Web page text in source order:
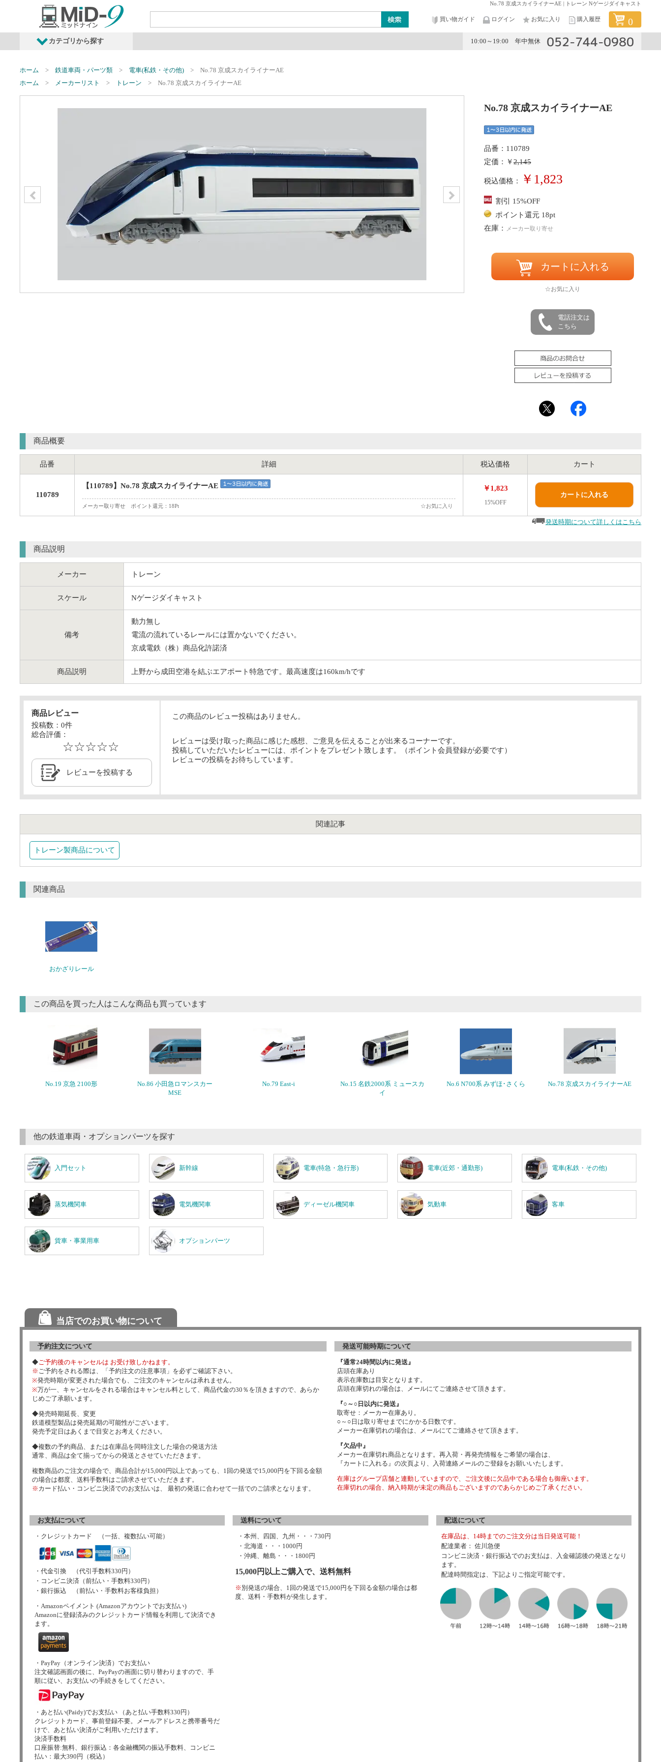
No.78 京成スカイライナーAE | トレーン Nゲージダイキャスト
買い物ガイド ログイン お気に入り 購入履歴 0
カテゴリから探す 10:00～19:00 年中無休
発売予定商品 鉄道車両・オプション レイアウト・ジオラマ類
ホーム 鉄道車両・パーツ類 電車(私鉄・その他)
No.78 京成スカイライナーAE
ホーム
メーカーリスト トレーン No.78 京成スカイライナーAE
No.78 京成スカイライナーAE
品番：110789
定価：￥2,145
税込価格： ￥1,823
割引 15%OFF
ポイント還元 18pt
在庫： メーカー取り寄せ
カートに入れる
☆お気に入り
電話注文は
こちら
商品概要
品番 詳細 税込価格 カート
110789
【110789】No.78 京成スカイライナーAE
メーカー取り寄せ ポイント還元：18Pt ☆お気に入り
￥1,823
15%OFF
カートに入れる
発送時期について詳しくはこちら
商品説明
メーカー トレーン
スケール Nゲージダイキャスト
備考
動力無し
電流の流れているレールには置かないでください。
京成電鉄（株）商品化許諾済
商品説明 上野から成田空港を結ぶエアポート特急です。最高速度は160km/hです
商品レビュー
投稿数： 0件
総合評価：
☆☆☆☆☆
レビューを投稿する
この商品のレビュー投稿はありません。
レビューは受け取った商品に感じた感想、ご意見を伝えることが出来るコーナーです。
投稿していただいたレビューには、ポイントをプレゼント致します。（ポイント会員登録が必要です）
レビューの投稿をお待ちしています。
関連記事
トレーン製商品について
関連商品
おかざりレール
この商品を買った人はこんな商品も買っています
No.19 京急 2100形
No.86 小田急ロマンスカー
MSE
No.79 East-i
No.15 名鉄2000系 ミュースカ
イ
No.6 N700系 みずほ･さくら No.78 京成スカイライナーAE
他の鉄道車両・オプションパーツを探す
入門セット 新幹線 電車(特急・急行形) 電車(近郊・通勤形) 電車(私鉄・その他)
蒸気機関車 電気機関車 ディーゼル機関車 気動車 客車
貨車・事業用車 オプションパーツ
当店でのお買い物について
予約注文について
◆ご予約後のキャンセルは お受け致しかねます。
※ ご予約をされる際は、「予約注文の注意事項」を必ずご確認下さい。
※発売時期が変更された場合でも、ご注文のキャンセルは承れません。
※万が一、キャンセルをされる場合はキャンセル料として、商品代金の30％を頂きますので、あらか
じめご了承願います。
◆発売時期延長、変更
鉄道模型製品は発売延期の可能性がございます。
発売予定日はあくまで目安とお考えください。
◆複数の予約商品、または在庫品を同時注文した場合の発送方法
通常、商品は全て揃ってからの発送とさせていただきます。
複数商品のご注文の場合で、商品合計が15,000円以上であっても、1回の発送で15,000円を下回る金額
の場合は都度、送料手数料はご請求させていただきます。
※ カード払い・コンビニ決済でのお支払いは、 最初の発送に合わせて一括でのご請求となります。
発送可能時期について
『通常24時間以内に発送』
店頭在庫あり
表示在庫数は目安となります。
店頭在庫切れの場合は、メールにてご連絡させて頂きます。
『○～○日以内に発送』
取寄せ：メーカー在庫あり。
○～○日は取り寄せまでにかかる日数です。
メーカー在庫切れの場合は、メールにてご連絡させて頂きます。
『欠品中』
メーカー在庫切れ商品となります。再入荷・再発売情報をご希望の場合は、
『カートに入れる』の次頁より、入荷連絡メールのご登録をお願いいたします。
在庫はグループ店舗と連動していますので、ご注文後に欠品中である場合も御座います。
在庫切れの場合、納入時期が未定の商品もございますのであらかじめご了承ください。
お支払について
・クレジットカード （一括、複数払い可能）
・代金引換 （代引手数料330円）
・コンビニ決済（前払い・手数料330円）
・銀行振込 （前払い・手数料お客様負担）
・Amazonペイメント (Amazonアカウントでお支払い)
Amazonに登録済みのクレジットカード情報を利用して決済でき
ます。
・PayPay（オンライン決済）でお支払い
注文確認画面の後に、PayPayの画面に切り替わりますので、手
順に従い、お支払いの手続きをしてください。
・あと払い(Paidy)でお支払い （あと払い手数料330円）
クレジットカード、事前登録不要。メールアドレスと携帯番号だ
けで、あと払い決済がご利用いただけます。
決済手数料
口座振替:無料、銀行振込：各金融機関の振込手数料、コンビニ
払い：最大390円（税込）
送料について
・本州、四国、九州・・・730円
・北海道・・・1000円
・沖縄、離島・・・1800円
15,000円以上ご購入で、送料無料
※ 別発送の場合、1回の発送で15,000円を下回る金額の場合は都
度、送料・手数料が発生します。
配送について
在庫品は、14時までのご注文分は当日発送可能！
配達業者： 佐川急便
コンビニ決済・銀行振込でのお支払は、入金確認後の発送となり
ます。
配達時間指定は、下記よりご指定可能です。